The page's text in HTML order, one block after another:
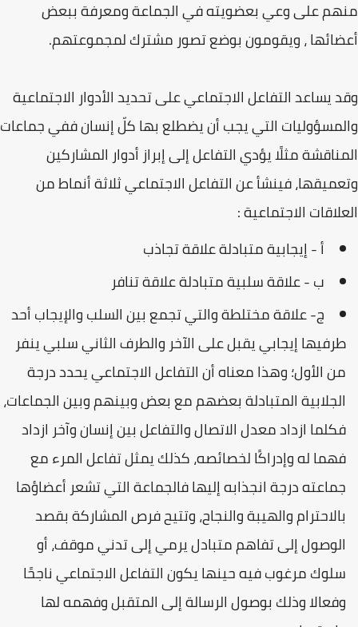
منهم على وعي بعضويته في الجماعة ومعرفة ببعض
أعضائها ، ويقومون بوضع تصور مشترك لمجموعتهم.
وقد يساعد التفاعل الاجتماعي على تحديد الأدوار الاجتماعية
والمسؤوليات التي يجب أن يضطلع بها كلّ إنسان ففي جماعات
المناقشة مثلًا يؤدي التفاعل إلى إبراز أدوار المشاركين
وتعميقها، فينشأ عن التفاعل الاجتماعي ثلاثة أنماط من
العلاقات الاجتماعية :
أ - إيجابية متبادلة علاقة تجاذب
ب - علاقة سلبية متبادلة علاقة تنافر
ج- علاقة مختلطة والتي تجمع بين السلب والإيجاب أحد
طرفيها إيجابي يقبل على الآخر والطرف الثاني سلبي ينفر
من الأول؛ وهذا معناه أن التفاعل الاجتماعي يحدد درجة
الجلابية المتبادلة بعضهم مع بعض وبينهم وبين الجماعات،
فكلما ازداد معدل الاتصال والتفاعل بين إنسان وآخر ازداد
فهما له وإدراكًا لخصائصه، كذلك يمثل تفاعل المرء مع
جماعته درجة انجذابه إليها فالجماعة التي تشعر أعضاؤها
بالاحترام والهيبة والنجاح، وتتيح فرص المشاركة بقصد
الوصول إلى تفاهم متبادل يرمي إلى تدني موقف، أو
سلوك مرغوب فيه حينها يكون التفاعل الاجتماعي ناجحًا
وفعالا وذلك بوصول الرسالة إلى المتقبل وفهمه لها